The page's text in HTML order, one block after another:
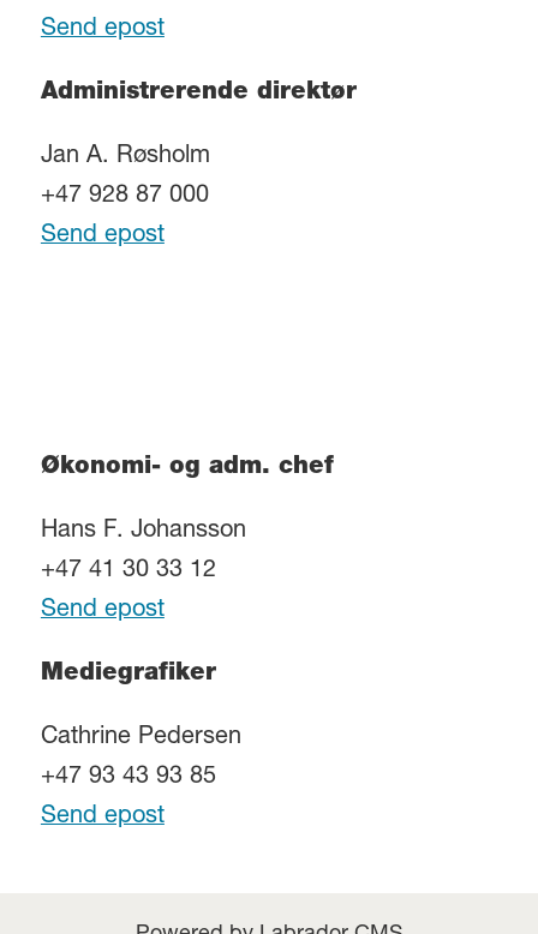
Send epost
Administrerende direktør
Jan A. Røsholm
+47 928 87 000
Send epost
Økonomi- og adm. chef
Hans F. Johansson
+47 41 30 33 12
Send epost
Mediegrafiker
Cathrine Pedersen
+47 93 43 93 85
Send epost